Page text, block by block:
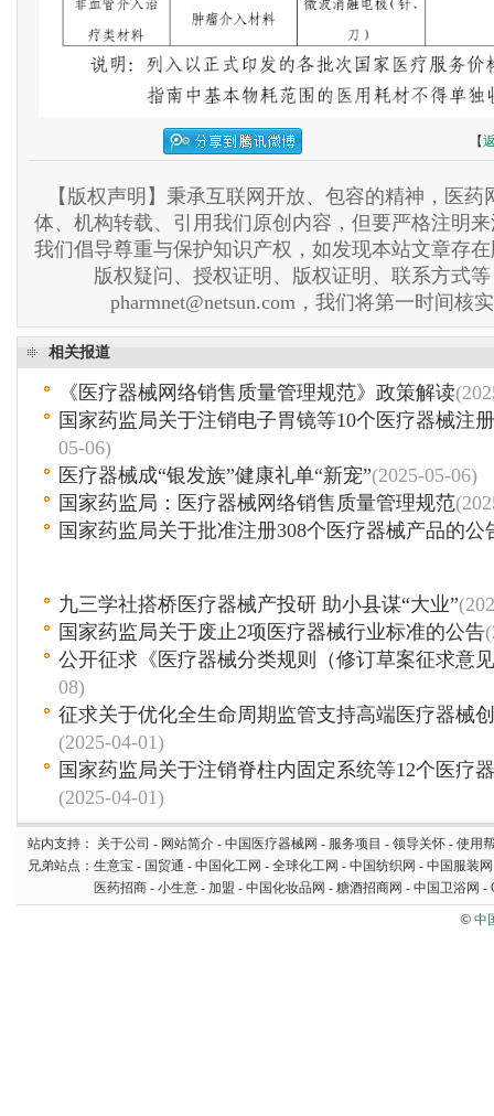
【
【版权声明】秉承互联网开放、包容的精神，医药
体、机构转载、引用我们原创内容，但要严格注明
我们倡导尊重与保护知识产权，如发现本站文章存
版权疑问、授权证明、版权证明、联系方式
pharmnet@netsun.com，我们将第一时间核
相关报道
《医疗器械网络销售质量管理规范》政策解读
国家药监局关于注销电子胃镜等10个医疗器械注
05-06)
医疗器械成“银发族”健康礼单“新宠”(2025-05-06)
国家药监局：医疗器械网络销售质量管理规范
国家药监局关于批准注册308个医疗器械产品的公
九三学社搭桥医疗器械产投研 助小县谋“大业”
国家药监局关于废止2项医疗器械行业标准的公告
公开征求《医疗器械分类规则（修订草案征求意
08)
征求关于优化全生命周期监管支持高端医疗器械
(2025-04-01)
国家药监局关于注销脊柱内固定系统等12个医疗
(2025-04-01)
站内支持： 关于公司 - 网站简介 - 中国医疗器械网 - 服务项目 - 领导关怀 - 使用
兄弟站点： 生意宝 - 国贸通 - 中国化工网 - 全球化工网 - 中国纺织网 - 中国服装网
医药招商 - 小生意 - 加盟 - 中国化妆品网 - 糖酒招商网 - 中国卫浴网 -
© 中